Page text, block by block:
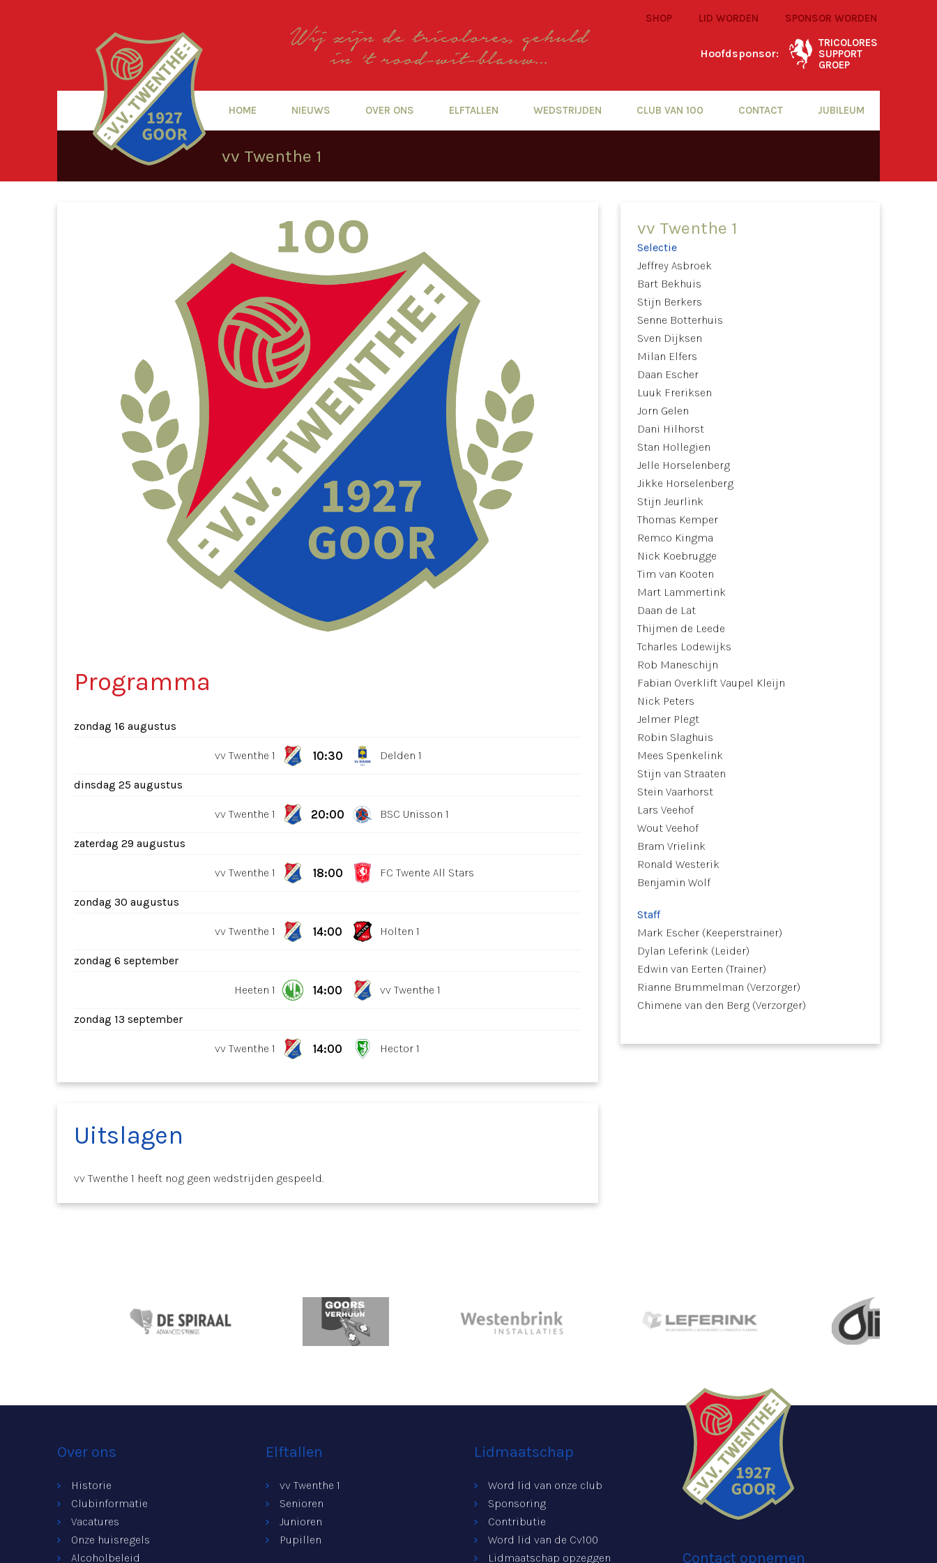
SHOP LID WORDEN SPONSOR WORDEN
Hoofdsponsor:
TRICOLORES
SUPPORT
GROEP
HOME NIEUWS OVER ONS ELFTALLEN WEDSTRIJDEN CLUB VAN 100 CONTACT JUBILEUM
vv Twenthe 1
vv Twenthe 1
Selectie
Jeffrey Asbroek
Bart Bekhuis
Stijn Berkers
Senne Botterhuis
Sven Dijksen
Milan Elfers
Daan Escher
Luuk Freriksen
Jorn Gelen
Dani Hilhorst
Stan Hollegien
Jelle Horselenberg
Jikke Horselenberg
Stijn Jeurlink
Thomas Kemper
Remco Kingma
Nick Koebrugge
Tim van Kooten
Mart Lammertink
Daan de Lat
Thijmen de Leede
Tcharles Lodewijks
Rob Maneschijn
Fabian Overklift Vaupel Kleijn
Nick Peters
Jelmer Plegt
Robin Slaghuis
Mees Spenkelink
Stijn van Straaten
Stein Vaarhorst
Lars Veehof
Wout Veehof
Bram Vrielink
Ronald Westerik
Benjamin Wolf
Staff
Mark Escher (Keeperstrainer)
Dylan Leferink (Leider)
Edwin van Eerten (Trainer)
Rianne Brummelman (Verzorger)
Chimene van den Berg (Verzorger)
Programma
zondag 16 augustus
vv Twenthe 1 10:30 Delden 1
dinsdag 25 augustus
vv Twenthe 1 20:00 BSC Unisson 1
zaterdag 29 augustus
vv Twenthe 1 18:00 FC Twente All Stars
zondag 30 augustus
vv Twenthe 1 14:00 Holten 1
zondag 6 september
Heeten 1 14:00 vv Twenthe 1
zondag 13 september
vv Twenthe 1 14:00 Hector 1
Uitslagen
vv Twenthe 1 heeft nog geen wedstrijden gespeeld.
Over ons
Historie
Clubinformatie
Vacatures
Onze huisregels
Alcoholbeleid
Elftallen
vv Twenthe 1
Senioren
Junioren
Pupillen
Lidmaatschap
Word lid van onze club
Sponsoring
Contributie
Word lid van de Cv100
Lidmaatschap opzeggen
Contact opnemen